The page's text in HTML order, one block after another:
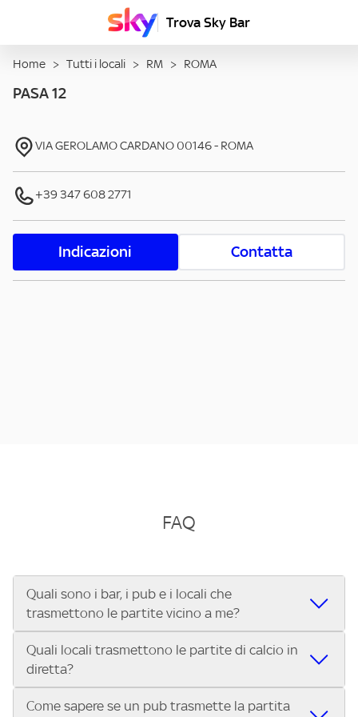
Trova Sky Bar
Home > Tutti i locali > RM > ROMA
PASA 12
VIA GEROLAMO CARDANO 00146- ROMA
+39 347 608 2771
Indicazioni Contatta
FAQ
Quali sono i bar, i pub e i locali che
trasmettono le partite vicino a me?
Se cerchi un bar, pub, ristorante o locale vicino a te per
vedere le partite di Serie A ENILIVE, la Serie C Sky Wifi, la
UEFA Champions League, la UEFA Europa League, la UEFA
Conference League, il Tennis, la Formula 1®, la MotoGP™ e
Quali locali trasmettono le partite di calcio in
diretta?
Vuoi sapere quali bar, pub o ristoranti mostrano le partite
Come sapere se un pub trasmette la partita